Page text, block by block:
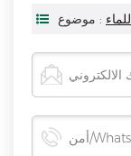
موضوع :